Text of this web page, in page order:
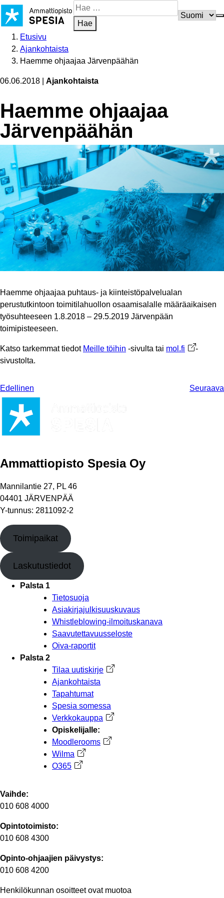
Siirry
sisältöön
Hae
sivustosta
Hae
Etusivu
Ajankohtaista
Haemme ohjaajaa Järvenpäähän
06.06.2018 Ajankohtaista
Haemme ohjaajaa
Järvenpäähän
Haemme ohjaajaa puhtaus- ja kiinteistöpalvelualan
perustutkintoon toimitilahuollon osaamisalalle määräaikaisen
työsuhteeseen 1.8.2018 – 29.5.2019 Järvenpään
toimipisteeseen.
Katso tarkemmat tiedot Meille töihin -sivulta tai mol.fi Avautuu
-
sivustolta.
Edellinen Seuraava
Ammattiopisto Spesia Oy
Mannilantie 27, PL 46
04401 JÄRVENPÄÄ
Y-tunnus: 2811092-2
Toimipaikat
Laskutustiedot
Palsta 1
Tietosuoja
Asiakirjajulkisuuskuvaus
Whistleblowing-ilmoituskanava
Saavutettavuusseloste
Oiva-raportit
Palsta 2
Tilaa uutiskirje Avautuu uuteen välilehteen
Ajankohtaista
Tapahtumat
Spesia somessa
Verkkokauppa Avautuu uuteen välilehteen
Opiskelijalle:
Moodlerooms Avautuu uuteen välilehteen
Wilma Avautuu uuteen välilehteen
O365 Avautuu uuteen välilehteen
Vaihde:
010 608 4000
Opintotoimisto:
010 608 4300
Opinto-ohjaajien päivystys:
010 608 4200
Henkilökunnan osoitteet ovat muotoa